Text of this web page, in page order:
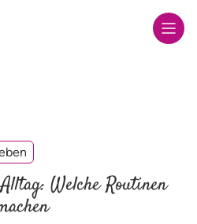
Welche Routinen